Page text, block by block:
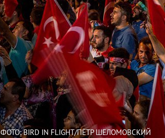
ФОТО: BIRD IN FLIGHT/ПЁТР ШЕЛОМОВСКИЙ